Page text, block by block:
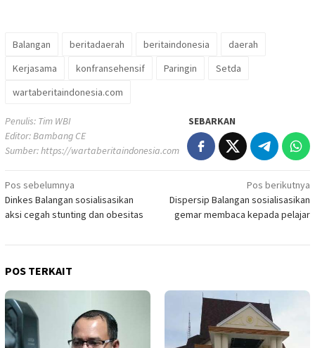
Balangan beritadaerah beritaindonesia
daerah
Kerjasama
konfransehensif Paringin
Setda
wartaberitaindonesia.com
Penulis: Tim WBI
Editor: Bambang CE
Sumber:https://wartaberitaindonesia.com
SEBARKAN
Navigasi
pos
Pos sebelumnya
Dinkes Balangan sosialisasikan
aksi cegah stunting dan obesitas
Pos berikutnya
Dispersip Balangan sosialisasikan
gemar membaca kepada pelajar
POS TERKAIT